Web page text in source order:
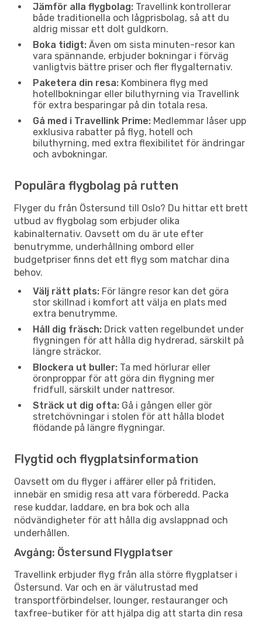
Jämför alla flygbolag: Travellink kontrollerar
både traditionella och lågprisbolag, så att du
aldrig missar ett dolt guldkorn.
Boka tidigt: Även om sista minuten-resor kan
vara spännande, erbjuder bokningar i förväg
vanligtvis bättre priser och fler flygalternativ.
Paketera din resa: Kombinera flyg med
hotellbokningar eller biluthyrning via Travellink
för extra besparingar på din totala resa.
Gå med i Travellink Prime: Medlemmar låser upp
exklusiva rabatter på flyg, hotell och
biluthyrning, med extra flexibilitet för ändringar
och avbokningar.
Populära flygbolag på rutten
Flyger du från Östersund till Oslo? Du hittar ett brett
utbud av flygbolag som erbjuder olika
kabinalternativ. Oavsett om du är ute efter
benutrymme, underhållning ombord eller
budgetpriser finns det ett flyg som matchar dina
behov.
Välj rätt plats: För längre resor kan det göra
stor skillnad i komfort att välja en plats med
extra benutrymme.
Håll dig fräsch: Drick vatten regelbundet under
flygningen för att hålla dig hydrerad, särskilt på
längre sträckor.
Blockera ut buller: Ta med hörlurar eller
öronproppar för att göra din flygning mer
fridfull, särskilt under nattresor.
Sträck ut dig ofta: Gå i gången eller gör
stretchövningar i stolen för att hålla blodet
flödande på längre flygningar.
Flygtid och flygplatsinformation
Oavsett om du flyger i affärer eller på fritiden,
innebär en smidig resa att vara förberedd. Packa
rese kuddar, laddare, en bra bok och alla
nödvändigheter för att hålla dig avslappnad och
underhållen.
Avgång: Östersund Flygplatser
Travellink erbjuder flyg från alla större flygplatser i
Östersund. Var och en är välutrustad med
transportförbindelser, lounger, restauranger och
taxfree-butiker för att hjälpa dig att starta din resa